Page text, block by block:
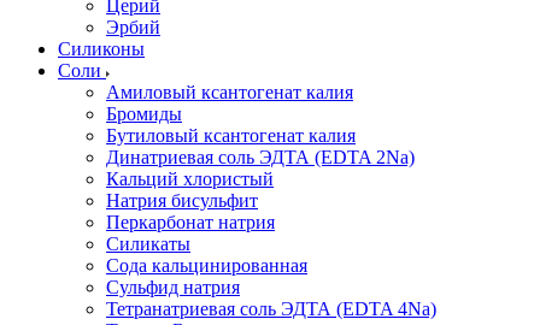
Церий
Эрбий
Силиконы
Соли
Амиловый ксантогенат калия
Бромиды
Бутиловый ксантогенат калия
Динатриевая соль ЭДТА (EDTA 2Na)
Кальций хлористый
Натрия бисульфит
Перкарбонат натрия
Силикаты
Сода кальцинированная
Сульфид натрия
Тетранатриевая соль ЭДТА (EDTA 4Na)